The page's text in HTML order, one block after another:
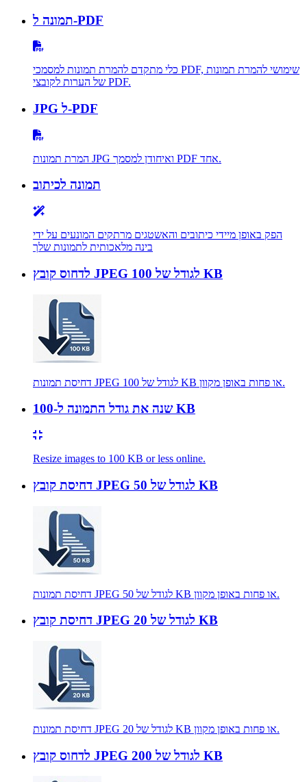
תמונה ל-PDF
כלי מתקדם להמרת תמונות למסמכי PDF, שימושי להמרת תמונות
של הערות לקובצי PDF.
JPG ל-PDF
המרת תמונות JPG ואיחודן למסמך PDF אחד.
תמונה לכיתוב
הפק באופן מיידי כיתובים והאשטגים מרתקים המונעים על ידי
בינה מלאכותית לתמונות שלך
לדחוס קובץ JPEG לגודל של 100 KB
דחיסת תמונות JPEG לגודל של 100 KB או פחות באופן מקוון.
שנה את גודל התמונה ל-100 KB
Resize images to 100 KB or less online.
דחיסת קובץ JPEG לגודל של 50 KB
דחיסת תמונות JPEG לגודל של 50 KB או פחות באופן מקוון.
דחיסת קובץ JPEG לגודל של 20 KB
דחיסת תמונות JPEG לגודל של 20 KB או פחות באופן מקוון.
לדחוס קובץ JPEG לגודל של 200 KB